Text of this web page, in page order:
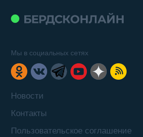
Новости
Контакты
Пользовательское соглашение
Мы в социальных сетях